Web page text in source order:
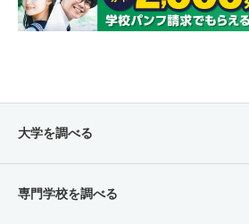
大学を調べる
専門学校を調べる